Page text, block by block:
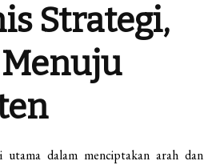
Strategi,
dalam menciptakan arah dan